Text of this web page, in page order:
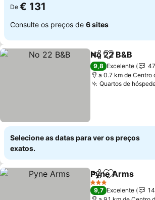
De € 131
Consulte os preços de 6 sites
PartilharAdicionar
No 22 B&B
9,8 Excelente
a 0.7 km de Centro
Quartos de
Selecione as datas para ver os preços
exatos.
PartilharAdicionar
Pyne Arms
3 Estrelas
9,7 Excelente